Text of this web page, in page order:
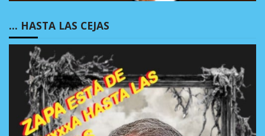
… HASTA LAS CEJAS